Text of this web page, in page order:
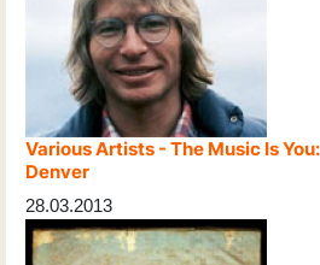
Various Artists - The Music Is
Denver
28.03.2013